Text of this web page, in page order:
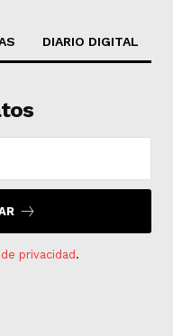
DIARIO DIGITAL
privacidad .